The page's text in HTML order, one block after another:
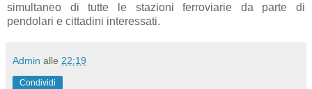
simultaneo di tutte le stazioni ferroviarie da parte di
pendolari e cittadini interessati.
Admin alle 22:19
Condividi